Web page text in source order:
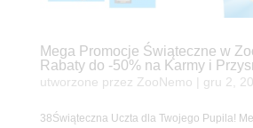
Mega Promocje Świąteczne w
Rabaty do -50% na Karmy i
utworzone przez ZooNemo gru 2,
38Świąteczna Uczta dla Twojego Pupila!